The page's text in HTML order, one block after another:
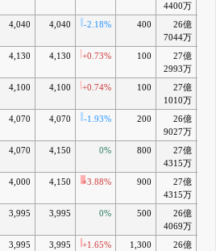
4400万
4,040 4,040 -2.18% 400
26億
7044万
4,130 4,130 +0.73% 100
27億
2993万
4,100 4,100 +0.74% 100
27億
1010万
4,070 4,070 -1.93% 200
26億
9027万
4,070 4,150 0% 800
27億
4315万
4,000 4,150 +3.88% 900
27億
4315万
3,995 3,995 0% 500
26億
4069万
3,995 3,995 +1.65% 1,300
26億